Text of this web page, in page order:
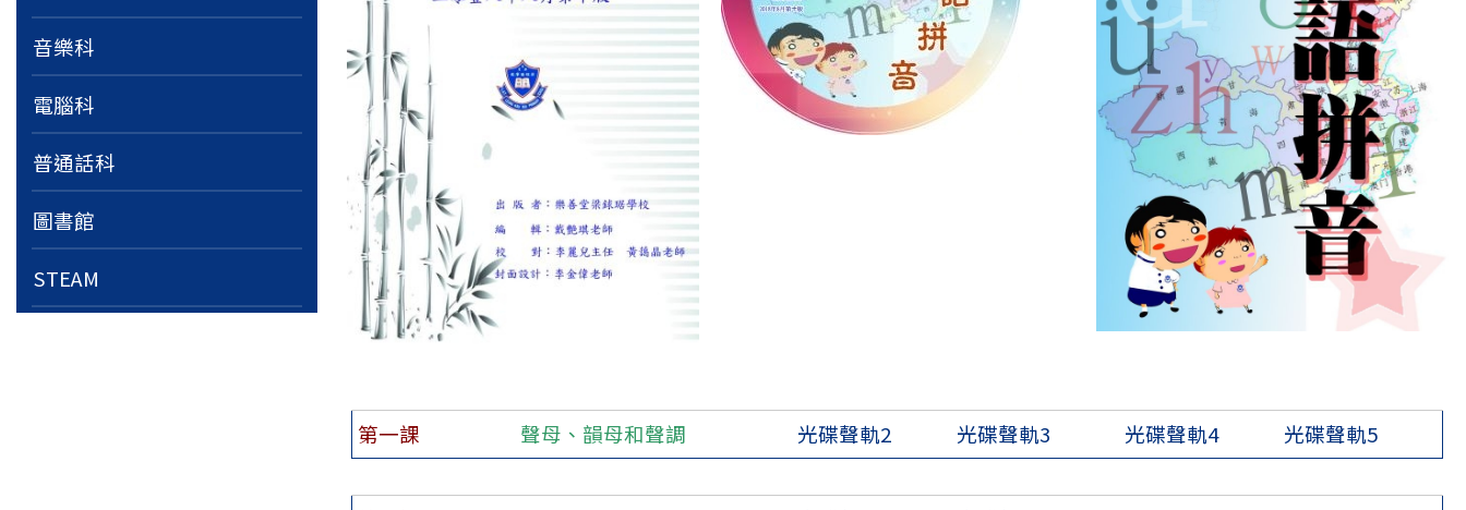
第一課 聲母、韻母和聲調 光碟聲軌2 光碟聲軌3 光碟聲軌4 光碟聲軌5
音樂科
電腦科
普通話科
圖書館
STEAM